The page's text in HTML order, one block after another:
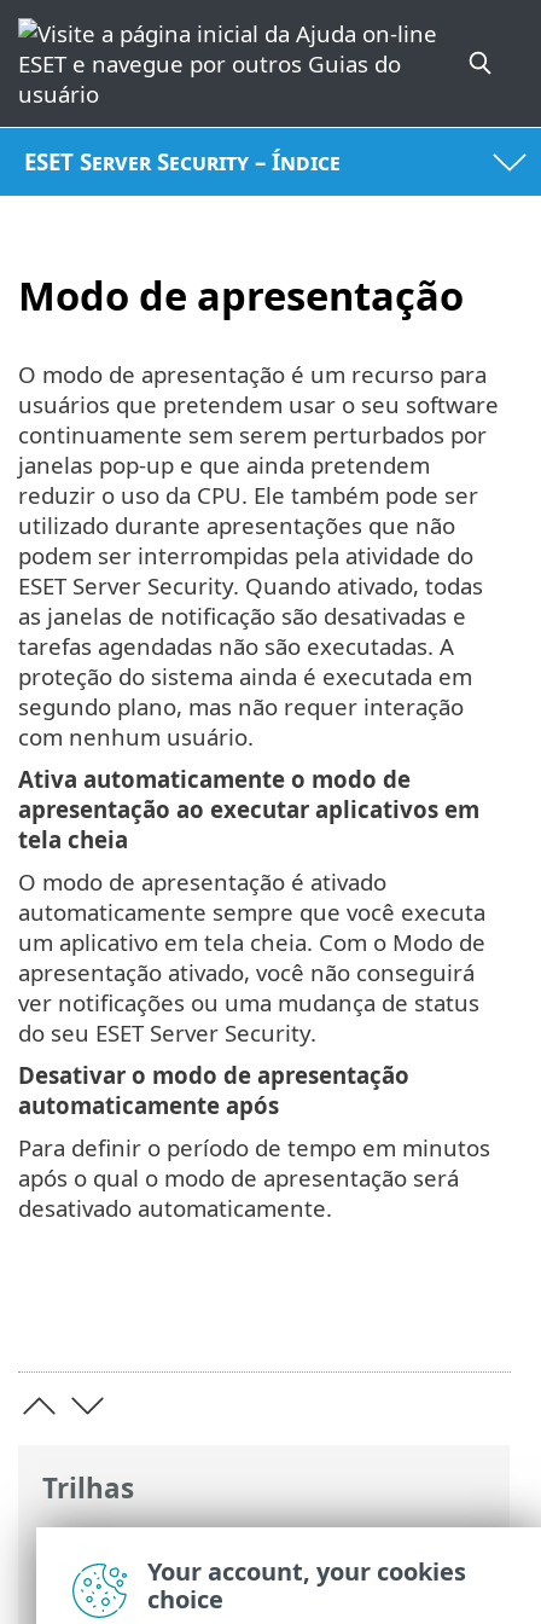
ESET Server Security – Índice
Modo de apresentação
Trilhas
Ajuda on-line ESET>ESET Server Security
Configuração avançada >Configuração
de ferramentas> Modo de apresentação
O modo de apresentação é um recurso para
usuários que pretendem usar o seu software
continuamente sem serem perturbados por
janelas pop-up e que ainda pretendem
reduzir o uso da CPU. Ele também pode ser
utilizado durante apresentações que não
podem ser interrompidas pela atividade do
ESET Server Security. Quando ativado, todas
as janelas de notificação são desativadas e
tarefas agendadas não são executadas. A
proteção do sistema ainda é executada em
segundo plano, mas não requer interação
com nenhum usuário.
Ativa automaticamente o modo de
apresentação ao executar aplicativos em
tela cheia
O modo de apresentação é ativado
automaticamente sempre que você executa
um aplicativo em tela cheia. Com o Modo de
apresentação ativado, você não conseguirá
ver notificações ou uma mudança de status
do seu ESET Server Security.
Desativar o modo de apresentação
automaticamente após
Para definir o período de tempo em minutos
após o qual o modo de apresentação será
desativado automaticamente.
Your account, your cookies
choice